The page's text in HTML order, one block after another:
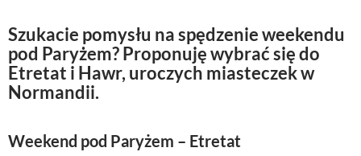
Szukacie pomysłu na spędzenie weekendu
pod Paryżem? Proponuję wybrać się do
Etretat i Hawr, uroczych miasteczek w
Normandii.
Weekend pod Paryżem – Etretat